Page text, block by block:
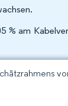
% am